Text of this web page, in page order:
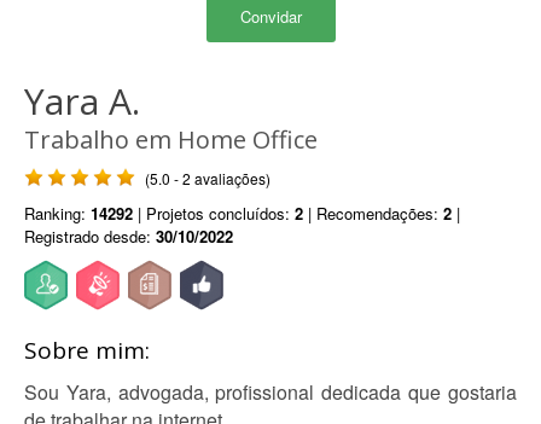
Convidar
Yara A.
Trabalho em Home Office
(5.0 - 2 avaliações)
Ranking: 14292 | Projetos concluídos: 2 | Recomendações: 2 |
Registrado desde: 30/10/2022
Sobre mim:
Sou Yara, advogada, profissional dedicada que gostaria